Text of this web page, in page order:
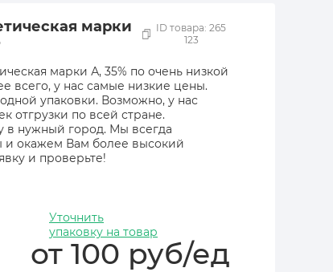
марки
ID товара: 265
123
марки А, 35% по очень низкой
всего, у нас самые низкие цены.
упаковки. Возможно, у нас
отгрузки по всей стране.
в нужный город. Мы всегда
и окажем Вам более высокий
и проверьте!
Уточнить
упаковку на товар
от 100 руб/ед